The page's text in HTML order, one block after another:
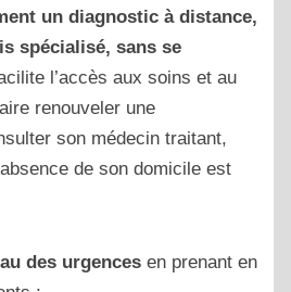
un diagnostic à distance,
spécialisé, sans se
l’accès aux soins et au
renouveler une
son médecin traitant,
de son domicile est
des urgences en prenant en